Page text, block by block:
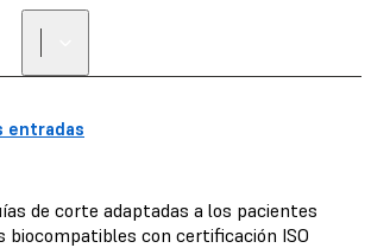
entradas
de corte adaptadas a los pacientes
biocompatibles con certificación ISO